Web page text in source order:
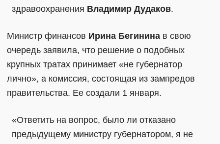
здравоохранения Владимир Дудаков.
Министр финансов Ирина Бегинина в свою
очередь заявила, что решение о подобных
крупных тратах принимает «не губернатор
лично», а комиссия, состоящая из зампредов
правительства. Ее создали 1 января.
«Ответить на вопрос, было ли отказано
предыдущему министру губернатором, я не